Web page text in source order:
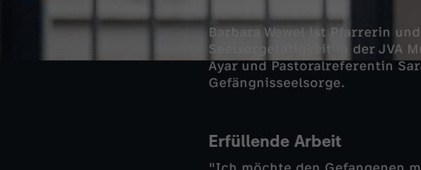
Barbara Wewel ist Pfarrerin
Seelsorgetätigkeit in der JVA
Ayar und Pastoralreferentin
Gefängnisseelsorge.
Erfüllende Arbeit